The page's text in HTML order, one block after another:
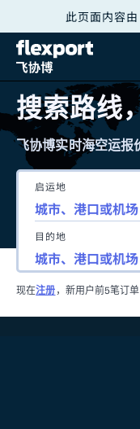
此页面内容由
搜索路线
飞协博实时海空运报
启运地
目的地
现在注册 ，新用户前5笔订